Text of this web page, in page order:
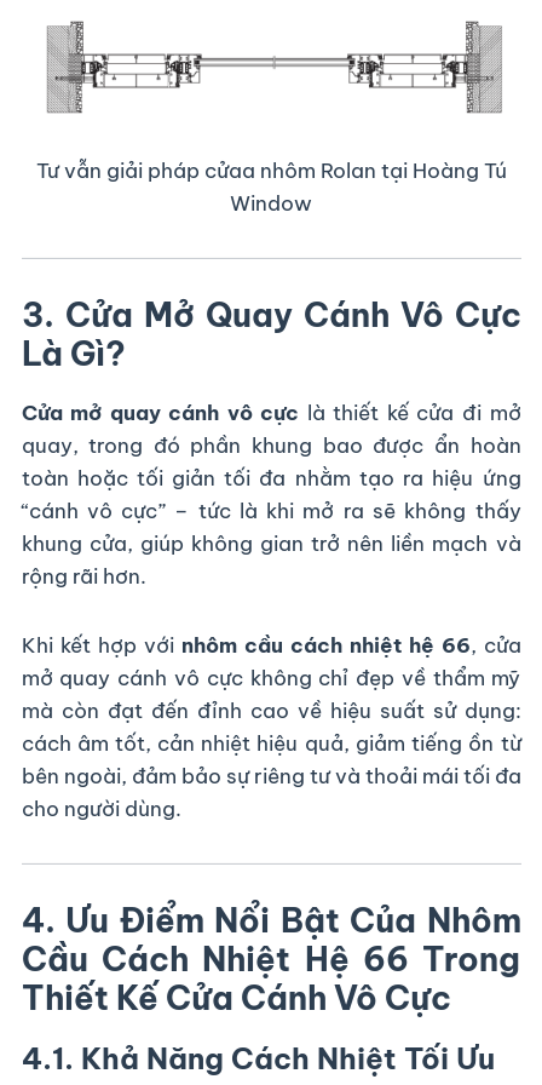
Cách nhi
ệt
Kém Tốt (nhờ cầu cách nhiệt)
Độ bền Tốt
Giá thàn
h
Thấp
Cao hơn, nhưng xứng đ
Rõ ràng, nhôm cầu cách nhiệt hệ 66 chiếm ưu
thế vượt trội trong mọi mặt và hoàn toàn xứng
đáng là sự lựa chọn lâu dài cho những công trình
chất lượng cao.
Cực Nhôm Cầu Cách Nhiệt Hệ 66
6.1. Biệt thự – Nhà phố cao cấp
Nhiều chủ đầu tư lựa chọn cửa mở quay nhôm
cầu cách nhiệt hệ 66 vì sự sang trọng, kín khít và
hiện đại. Cửa vừa là điểm nhấn kiến trúc vừa đảm
nhiệt,nhôm hệ 66 có cầu cách nhiệtlà lựa chọn
lý tưởng cho các công trình chịu ảnh hưởng của
gió biển, nắng gắt và độ ẩm cao.
6.3. Tòa nhà văn phòng –
Tư vẫn giải pháp cửaa nhôm Rolan tại Hoàng Tú
Window
3. Cửa Mở Quay Cánh Vô Cực
Là Gì?
Cửa mở quay cánh vô cực là thiết kế cửa đi mở
quay, trong đó phần khung bao được ẩn hoàn
toàn hoặc tối giản tối đa nhằm tạo ra hiệu ứng
“cánh vô cực” – tức là khi mở ra sẽ không thấy
khung cửa, giúp không gian trở nên liền mạch và
rộng rãi hơn.
Khi kết hợp với nhôm cầu cách nhiệt hệ 66, cửa
mở quay cánh vô cực không chỉ đẹp về thẩm mỹ
mà còn đạt đến đỉnh cao về hiệu suất sử dụng:
cách âm tốt, cản nhiệt hiệu quả, giảm tiếng ồn từ
bên ngoài, đảm bảo sự riêng tư và thoải mái tối đa
cho người dùng.
4. Ưu Điểm Nổi Bật Của Nhôm
Cầu Cách Nhiệt Hệ 66 Trong
Thiết Kế Cửa Cánh Vô Cực
4.1. Khả Năng Cách Nhiệt Tối Ưu